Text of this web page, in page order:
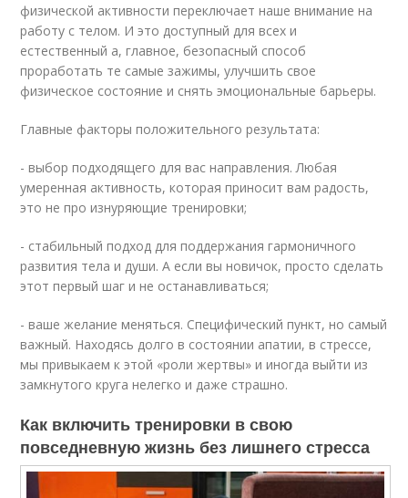
физической активности переключает наше внимание на
работу с телом. И это доступный для всех и
естественный а, главное, безопасный способ
проработать те самые зажимы, улучшить свое
физическое состояние и снять эмоциональные барьеры.
Главные факторы положительного результата:
- выбор подходящего для вас направления. Любая
умеренная активность, которая приносит вам радость,
это не про изнуряющие тренировки;
- стабильный подход для поддержания гармоничного
развития тела и души. А если вы новичок, просто сделать
этот первый шаг и не останавливаться;
- ваше желание меняться. Специфический пункт, но самый
важный. Находясь долго в состоянии апатии, в стрессе,
мы привыкаем к этой «роли жертвы» и иногда выйти из
замкнутого круга нелегко и даже страшно.
Как включить тренировки в свою
повседневную жизнь без лишнего стресса